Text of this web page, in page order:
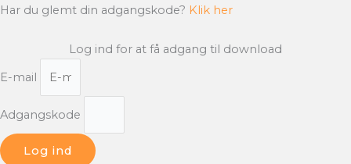
Har du glemt din adgangskode? Klik her
Log ind for at få adgang til download
E-mail
Adgangskode
Log ind